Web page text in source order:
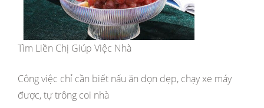
Tìm Liền Chị Giúp Việc Nhà
Công việc chỉ cần biết nấu ăn dọn dẹp, chạy xe máy
được, tự trông coi nhà